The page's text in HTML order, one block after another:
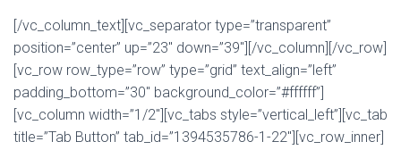
[/vc_column_text][vc_separator type=”transparent”
position=”center” up=”23″ down=”39″][/vc_column][/vc_row]
[vc_row row_type=”row” type=”grid” text_align=”left”
padding_bottom=”30″ background_color=”#ffffff”]
[vc_column width=”1/2″][vc_tabs style=”vertical_left”][vc_tab
title=”Tab Button” tab_id=”1394535786-1-22″][vc_row_inner]